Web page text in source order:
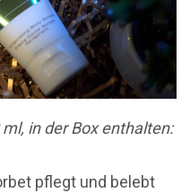
in der Box enthalten:
pflegt und belebt